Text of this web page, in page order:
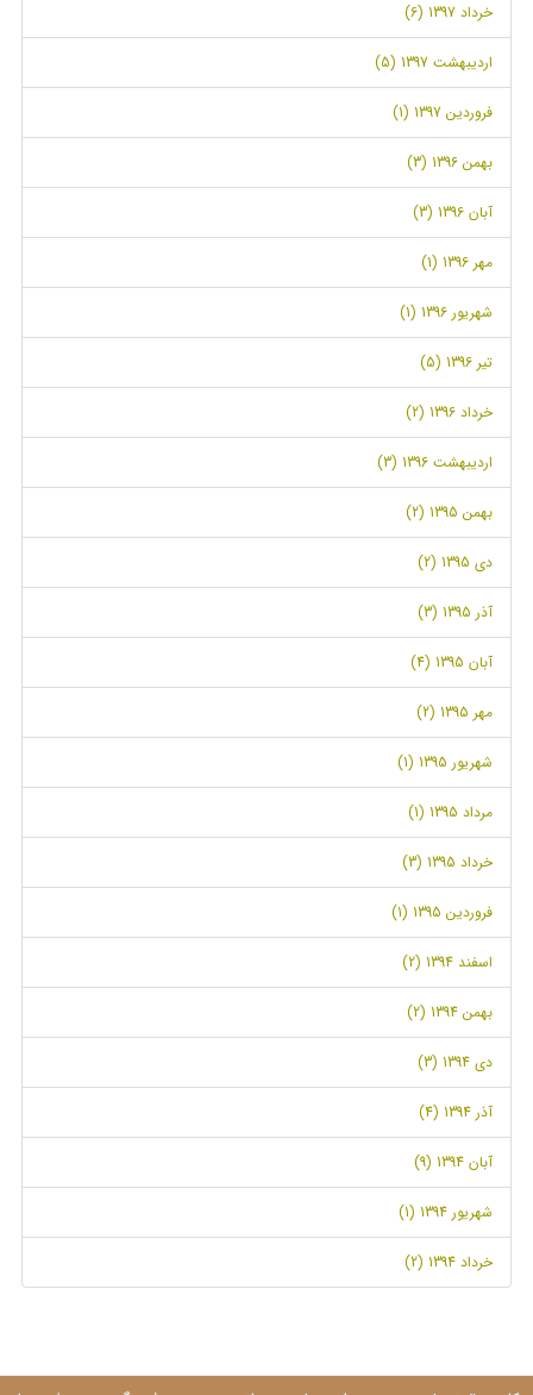
خرداد 1397 (6)
اردیبهشت 1397 (5)
فروردین 1397 (1)
بهمن 1396 (3)
آبان 1396 (3)
مهر 1396 (1)
شهریور 1396 (1)
تیر 1396 (5)
خرداد 1396 (2)
اردیبهشت 1396 (3)
بهمن 1395 (2)
دی 1395 (2)
آذر 1395 (3)
آبان 1395 (4)
مهر 1395 (2)
شهریور 1395 (1)
مرداد 1395 (1)
خرداد 1395 (3)
فروردین 1395 (1)
اسفند 1394 (2)
بهمن 1394 (2)
دی 1394 (3)
آذر 1394 (4)
آبان 1394 (9)
شهریور 1394 (1)
خرداد 1394 (2)